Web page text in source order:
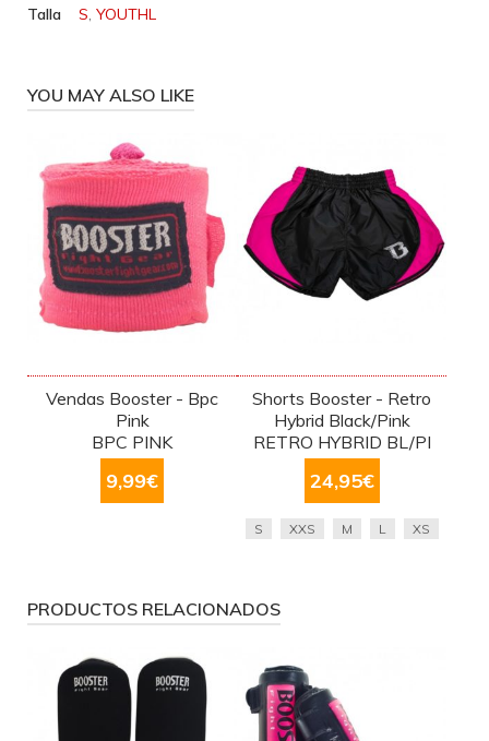
Talla S, YOUTHL
YOU MAY ALSO LIKE
Vendas Booster - Bpc
Pink
BPC PINK
9,99€
Shorts Booster - Retro
Hybrid Black/Pink
RETRO HYBRID BL/PI
24,95€
S XXS M L XS
PRODUCTOS RELACIONADOS